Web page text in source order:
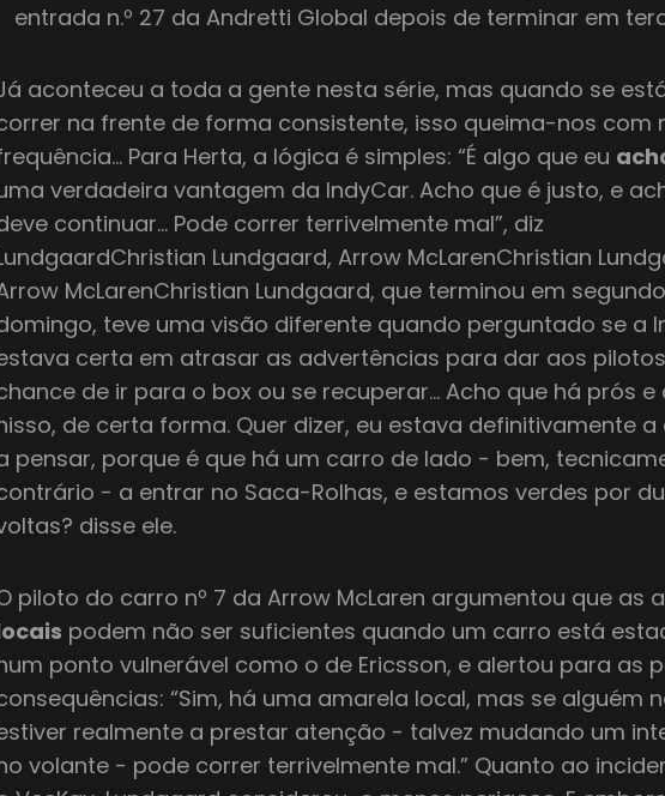
entrada n.º 27 da Andretti Global depois de terminar em
aconteceu a toda a gente nesta série, mas quando se
na frente de forma consistente, isso queima-nos com
Para Herta, a lógica é simples: “É algo que eu
verdadeira vantagem da IndyCar. Acho que é justo, e
continuar… Pode correr terrivelmente mal”, diz
Lundgaard, Arrow McLarenChristian
McLarenChristian Lundgaard, que terminou em
teve uma visão diferente quando perguntado se a
certa em atrasar as advertências para dar aos
de ir para o box ou se recuperar… Acho que há prós e
de certa forma. Quer dizer, eu estava definitivamente a
pensar, porque é que há um carro de lado - bem,
- a entrar no Saca-Rolhas, e estamos verdes por
disse ele.
piloto do carro nº 7 da Arrow McLaren argumentou que as
podem não ser suficientes quando um carro está
ponto vulnerável como o de Ericsson, e alertou para as
“Sim, há uma amarela local, mas se alguém
realmente a prestar atenção - talvez mudando um
volante - pode correr terrivelmente mal.” Quanto ao